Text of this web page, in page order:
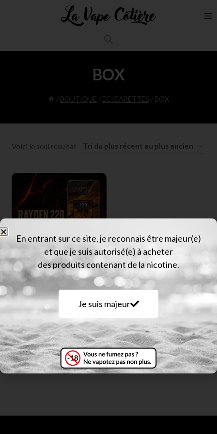
BOX
/ BOUTIQUE / ECIGARETTES / BOX
Voici le seul résultat
BD VAPE – MOD
RAYDEN 220
VOLCANO
PAHOEHOE –
RARE EDITION
149,90€
En entrant sur ce site, je reconnais être majeur(e)
et que je suis autorisé(e) à acheter
des produits contenant de la nicotine.
Je suis majeur